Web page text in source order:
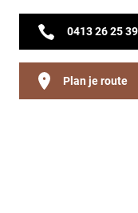
0413 26 25 39
Plan je route